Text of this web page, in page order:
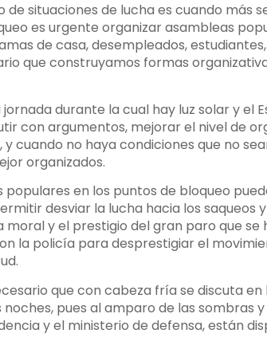
de situaciones de lucha es cuando más
es urgente organizar asambleas
de casa, desempleados,
que construyamos formas
durante la cual hay luz solar y el
con argumentos, mejorar el nivel de
y cuando no haya condiciones que no
organizados.
populares en los puntos de bloqueo
desviar la lucha hacia los
moral y el prestigio del gran paro que
la policía para desprestigiar el
que con cabeza fría se discuta
noches, pues al amparo de las
y el ministerio de defensa, están